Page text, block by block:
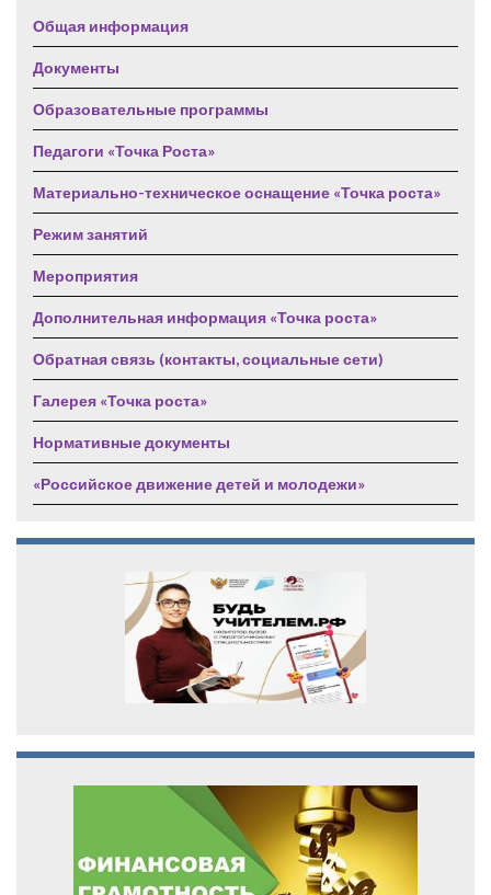
Общая информация
Документы
Образовательные программы
Педагоги «Точка Роста»
Материально-техническое оснащение «Точка роста»
Режим занятий
Мероприятия
Дополнительная информация «Точка роста»
Обратная связь (контакты, социальные сети)
Галерея «Точка роста»
Нормативные документы
«Российское движение детей и молодежи»